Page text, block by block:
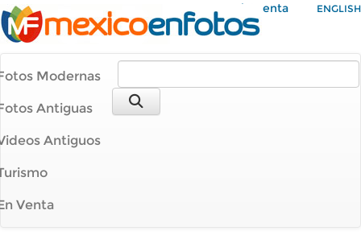
Mi Cuenta ENGLISH
Modernas
Antiguas
Antiguos
Venta